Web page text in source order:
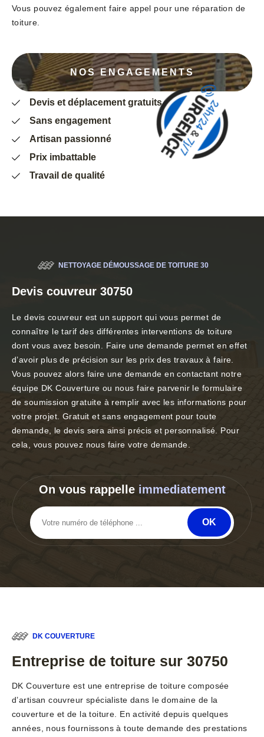
Vous pouvez également faire appel pour une réparation de
toiture.
NOS ENGAGEMENTS
Devis et déplacement gratuits
Sans engagement
Artisan passionné
Prix imbattable
Travail de qualité
NETTOYAGE DÉMOUSSAGE DE TOITURE 30
Devis couvreur 30750
Le devis couvreur est un support qui vous permet de
connaître le tarif des différentes interventions de toiture
dont vous avez besoin. Faire une demande permet en effet
d’avoir plus de précision sur les prix des travaux à faire.
Vous pouvez alors faire une demande en contactant notre
équipe DK Couverture ou nous faire parvenir le formulaire
de soumission gratuite à remplir avec les informations pour
votre projet. Gratuit et sans engagement pour toute
demande, le devis sera ainsi précis et personnalisé. Pour
cela, vous pouvez nous faire votre demande.
On vous rappelle immediatement
DK COUVERTURE
Entreprise de toiture sur 30750
DK Couverture est une entreprise de toiture composée
d’artisan couvreur spécialiste dans le domaine de la
couverture et de la toiture. En activité depuis quelques
années, nous fournissons à toute demande des prestations